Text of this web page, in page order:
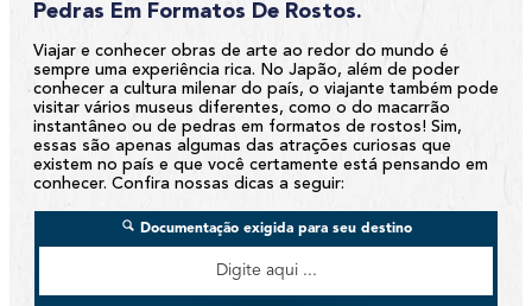
Pedras Em Formatos De Rostos.
Viajar e conhecer obras de arte ao redor do mundo é
sempre uma experiência rica. No Japão, além de poder
conhecer a cultura milenar do país, o viajante também pode
visitar vários museus diferentes, como o do macarrão
instantâneo ou de pedras em formatos de rostos! Sim,
essas são apenas algumas das atrações curiosas que
existem no país e que você certamente está pensando em
conhecer. Confira nossas dicas a seguir: